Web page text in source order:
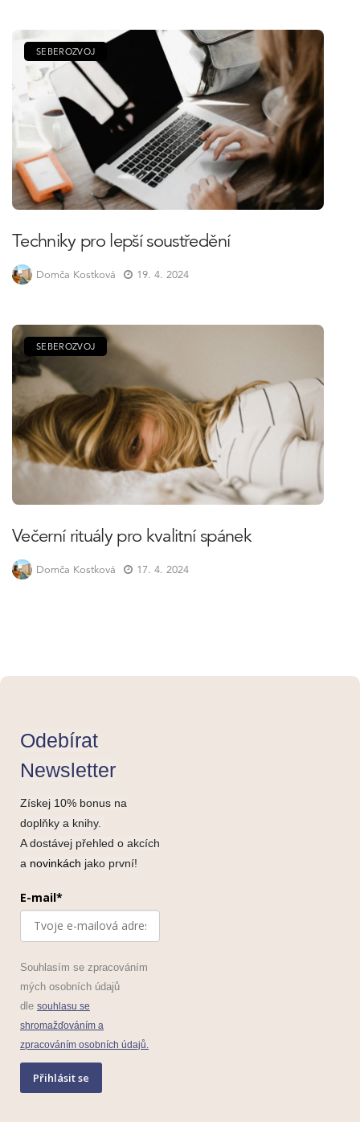
SEBEROZVOJ
Techniky pro lepší soustředění
Domča Kostková 19. 4. 2024
SEBEROZVOJ
Večerní rituály pro kvalitní spánek
Domča Kostková 17. 4. 2024
Odebírat
Newsletter
Získej 10% bonus na
doplňky a knihy.
A dostávej přehled o akcích
a novinkách jako první!
E-mail*
Souhlasím se zpracováním
mých osobních údajů
dle souhlasu se
shromažďováním a
zpracováním osobních údajů.
Přihlásit se